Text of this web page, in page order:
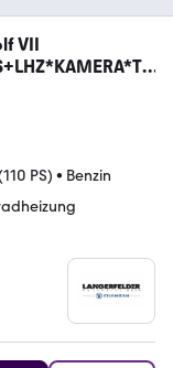
VII
PS) • Benzin